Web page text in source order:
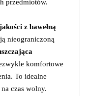
przedmiotów.
z bawełną
nieograniczoną
komfortowe
To idealne
czas wolny.